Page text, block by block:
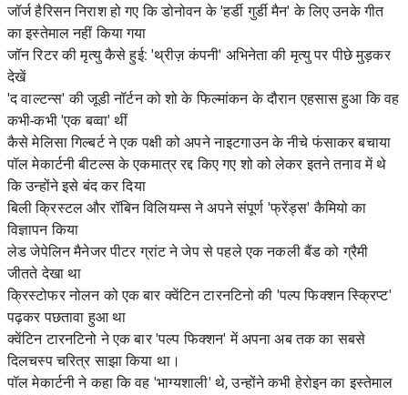
जॉर्ज हैरिसन निराश हो गए कि डोनोवन के 'हर्डी गुर्डी मैन' के लिए उनके गीत
का इस्तेमाल नहीं किया गया
जॉन रिटर की मृत्यु कैसे हुई: 'थ्रीज़ कंपनी' अभिनेता की मृत्यु पर पीछे मुड़कर
देखें
'द वाल्टन्स' की जूडी नॉर्टन को शो के फिल्मांकन के दौरान एहसास हुआ कि वह
कभी-कभी 'एक बव्वा' थीं
कैसे मेलिसा गिल्बर्ट ने एक पक्षी को अपने नाइटगाउन के नीचे फंसाकर बचाया
पॉल मेकार्टनी बीटल्स के एकमात्र रद्द किए गए शो को लेकर इतने तनाव में थे
कि उन्होंने इसे बंद कर दिया
बिली क्रिस्टल और रॉबिन विलियम्स ने अपने संपूर्ण 'फ्रेंड्स' कैमियो का
विज्ञापन किया
लेड जेपेलिन मैनेजर पीटर ग्रांट ने जेप से पहले एक नकली बैंड को ग्रैमी
जीतते देखा था
क्रिस्टोफर नोलन को एक बार क्वेंटिन टारनटिनो की 'पल्प फिक्शन स्क्रिप्ट'
पढ़कर पछतावा हुआ था
क्वेंटिन टारनटिनो ने एक बार 'पल्प फिक्शन' में अपना अब तक का सबसे
दिलचस्प चरित्र साझा किया था।
पॉल मेकार्टनी ने कहा कि वह 'भाग्यशाली' थे, उन्होंने कभी हेरोइन का इस्तेमाल